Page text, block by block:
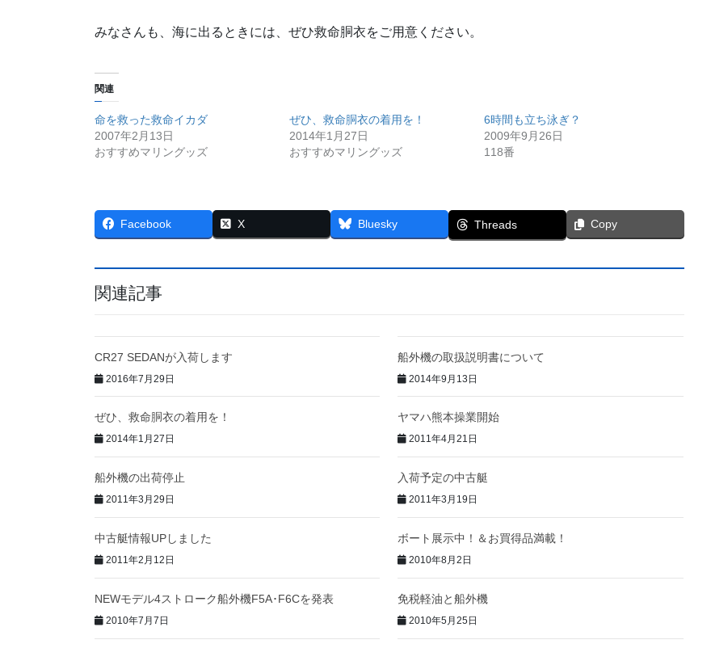
みなさんも、海に出るときには、ぜひ救命胴衣をご用意ください。
関連
命を救った救命イカダ
2007年2月13日
おすすめマリングッズ
ぜひ、救命胴衣の着用を！
2014年1月27日
おすすめマリングッズ
6時間も立ち泳ぎ？
2009年9月26日
118番
Facebook X Bluesky Threads Copy
関連記事
CR27 SEDANが入荷します
2016年7月29日
船外機の取扱説明書について
2014年9月13日
ぜひ、救命胴衣の着用を！
2014年1月27日
ヤマハ熊本操業開始
2011年4月21日
船外機の出荷停止
2011年3月29日
入荷予定の中古艇
2011年3月19日
中古艇情報UPしました
2011年2月12日
ボート展示中！＆お買得品満載！
2010年8月2日
NEWモデル4ストローク船外機F5A･F6Cを発表
2010年7月7日
免税軽油と船外機
2010年5月25日